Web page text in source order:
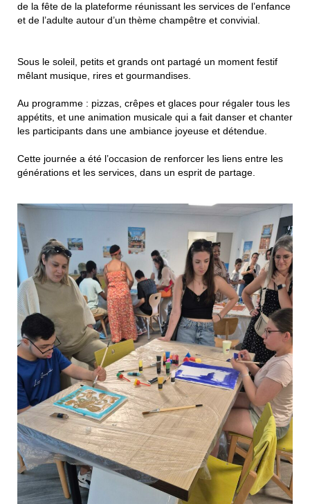
de la fête de la plateforme réunissant les services de l’enfance
et de l’adulte autour d’un thème champêtre et convivial.
Sous le soleil, petits et grands ont partagé un moment festif
mêlant musique, rires et gourmandises.
Au programme : pizzas, crêpes et glaces pour régaler tous les
appétits, et une animation musicale qui a fait danser et chanter
les participants dans une ambiance joyeuse et détendue.
Cette journée a été l’occasion de renforcer les liens entre les
générations et les services, dans un esprit de partage.